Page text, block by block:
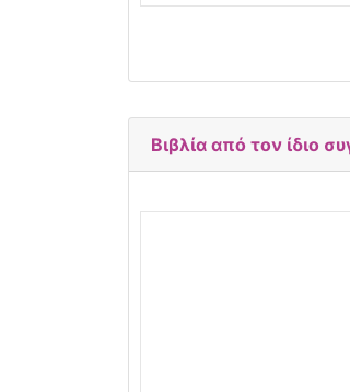
Βιβλία από τον ίδιο